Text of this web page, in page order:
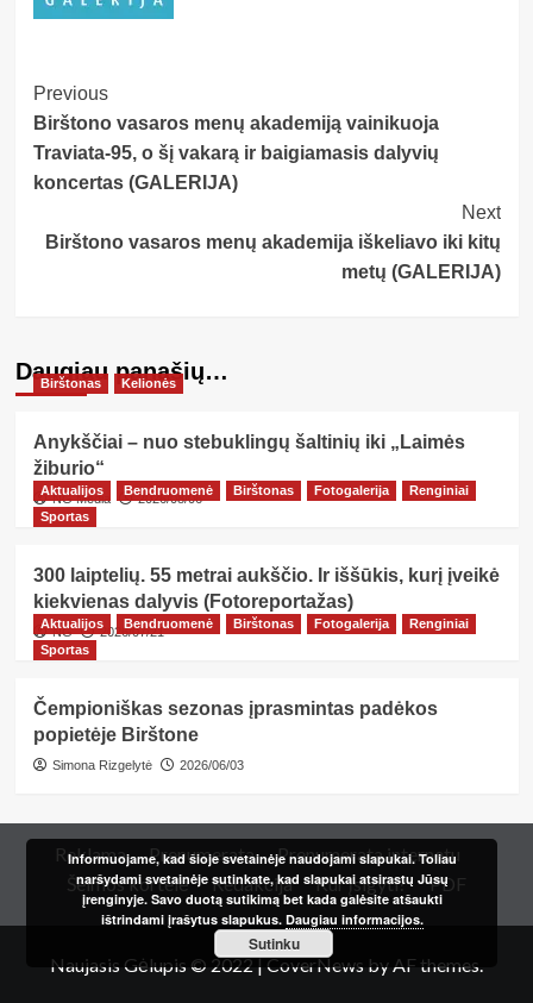
Post
Navigation
Previous
Birštono vasaros menų akademiją vainikuoja
Traviata-95, o šį vakarą ir baigiamasis dalyvių
koncertas (GALERIJA)
Next
Birštono vasaros menų akademija iškeliavo iki kitų
metų (GALERIJA)
Daugiau panašių…
Birštonas Kelionės
Anykščiai – nuo stebuklingų šaltinių iki „Laimės
žiburio“
NG Media 2026/08/06
Aktualijos Bendruomenė Birštonas Fotogalerija
Renginiai
Sportas
300 laiptelių. 55 metrai aukščio. Ir iššūkis, kurį įveikė
kiekvienas dalyvis (Fotoreportažas)
NG 2026/07/21
Aktualijos Bendruomenė Birštonas Fotogalerija
Renginiai
Sportas
Čempioniškas sezonas įprasmintas padėkos
popietėje Birštone
Simona Rizgelytė 2026/06/03
Reklama Prenumerata
Prenumerata internetu
Šeimos kortelė
Redakcija Kur įsigyti? PDF
Naujasis Gėlupis © 2022|CoverNews by AF themes.
Informuojame, kad šioje svetainėje naudojami slapukai. Toliau
naršydami svetainėje sutinkate, kad slapukai atsirastų Jūsų
įrenginyje. Savo duotą sutikimą bet kada galėsite atšaukti
ištrindami įrašytus slapukus. Daugiau informacijos.
Sutinku